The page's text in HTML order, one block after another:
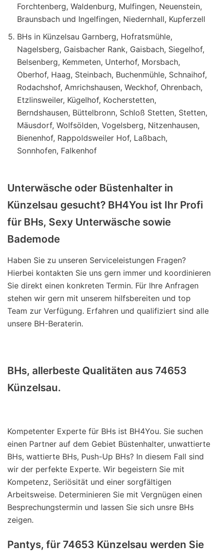
Forchtenberg, Waldenburg, Mulfingen, Neuenstein,
Braunsbach und Ingelfingen, Niedernhall, Kupferzell
BHs in Künzelsau Garnberg, Hofratsmühle,
Nagelsberg, Gaisbacher Rank, Gaisbach, Siegelhof,
Belsenberg, Kemmeten, Unterhof, Morsbach,
Oberhof, Haag, Steinbach, Buchenmühle, Schnaihof,
Rodachshof, Amrichshausen, Weckhof, Ohrenbach,
Etzlinsweiler, Kügelhof, Kocherstetten,
Berndshausen, Büttelbronn, Schloß Stetten, Stetten,
Mäusdorf, Wolfsölden, Vogelsberg, Nitzenhausen,
Bienenhof, Rappoldsweiler Hof, Laßbach,
Sonnhofen, Falkenhof
Unterwäsche oder Büstenhalter in
Künzelsau gesucht? BH4You ist Ihr Profi
für BHs, Sexy Unterwäsche sowie
Bademode
Haben Sie zu unseren Serviceleistungen Fragen?
Hierbei kontakten Sie uns gern immer und koordinieren
Sie direkt einen konkreten Termin. Für Ihre Anfragen
stehen wir gern mit unserem hilfsbereiten und top
Team zur Verfügung. Erfahren und qualifiziert sind alle
unsere BH-Beraterin.
BHs, allerbeste Qualitäten aus 74653
Künzelsau.
Kompetenter Experte für BHs ist BH4You. Sie suchen
einen Partner auf dem Gebiet Büstenhalter, unwattierte
BHs, wattierte BHs, Push-Up BHs? In diesem Fall sind
wir der perfekte Experte. Wir begeistern Sie mit
Kompetenz, Seriösität und einer sorgfältigen
Arbeitsweise. Determinieren Sie mit Vergnügen einen
Besprechungstermin und lassen Sie sich unsre BHs
zeigen.
Pantys, für 74653 Künzelsau werden Sie